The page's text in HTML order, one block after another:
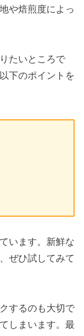
や焙煎度によっ
たいところで
下のポイントを
います。新鮮な
ぜひ試してみて
するのも大切で
しまいます。最